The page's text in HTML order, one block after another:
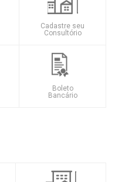
Cadastre seu
Consultório
Boleto
Bancário